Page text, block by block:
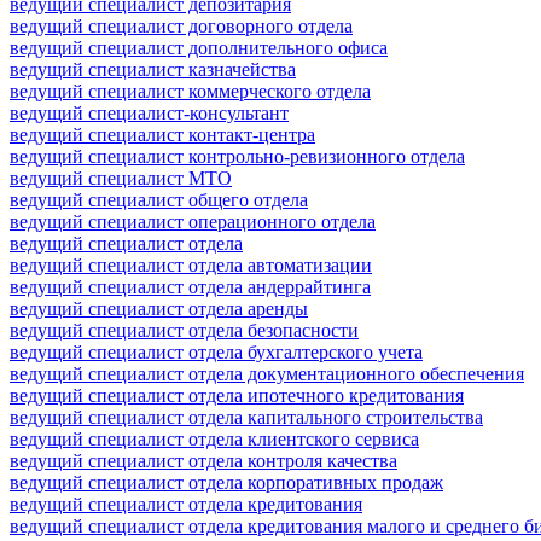
ведущий специалист договорного отдела
ведущий специалист дополнительного офиса
ведущий специалист казначейства
ведущий специалист коммерческого отдела
ведущий специалист-консультант
ведущий специалист контакт-центра
ведущий специалист контрольно-ревизионного отдела
ведущий специалист МТО
ведущий специалист общего отдела
ведущий специалист операционного отдела
ведущий специалист отдела
ведущий специалист отдела автоматизации
ведущий специалист отдела андеррайтинга
ведущий специалист отдела аренды
ведущий специалист отдела безопасности
ведущий специалист отдела бухгалтерского учета
ведущий специалист отдела документационного обеспечения
ведущий специалист отдела ипотечного кредитования
ведущий специалист отдела капитального строительства
ведущий специалист отдела клиентского сервиса
ведущий специалист отдела контроля качества
ведущий специалист отдела корпоративных продаж
ведущий специалист отдела кредитования
ведущий специалист отдела кредитования малого и среднего